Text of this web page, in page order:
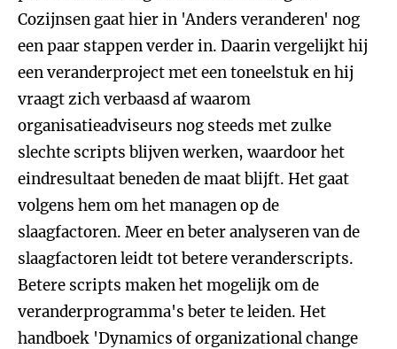
Cozijnsen gaat hier in 'Anders veranderen' nog
een paar stappen verder in. Daarin vergelijkt hij
een veranderproject met een toneelstuk en hij
vraagt zich verbaasd af waarom
organisatieadviseurs nog steeds met zulke
slechte scripts blijven werken, waardoor het
eindresultaat beneden de maat blijft. Het gaat
volgens hem om het managen op de
slaagfactoren. Meer en beter analyseren van de
slaagfactoren leidt tot betere veranderscripts.
Betere scripts maken het mogelijk om de
veranderprogramma's beter te leiden. Het
handboek 'Dynamics of organizational change